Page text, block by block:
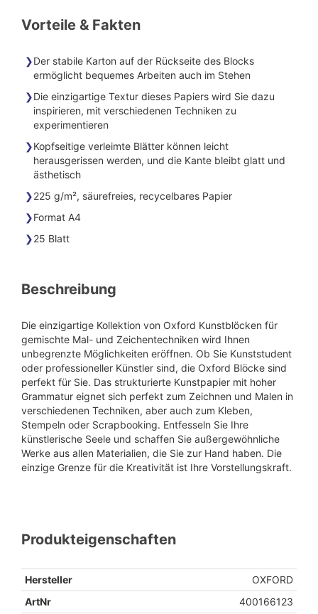
Vorteile & Fakten
Der stabile Karton auf der Rückseite des Blocks
ermöglicht bequemes Arbeiten auch im Stehen
Die einzigartige Textur dieses Papiers wird Sie dazu
inspirieren, mit verschiedenen Techniken zu
experimentieren
Kopfseitige verleimte Blätter können leicht
herausgerissen werden, und die Kante bleibt glatt und
ästhetisch
225 g/m², säurefreies, recycelbares Papier
Format A4
25 Blatt
Beschreibung
Die einzigartige Kollektion von Oxford Kunstblöcken für
gemischte Mal- und Zeichentechniken wird Ihnen
unbegrenzte Möglichkeiten eröffnen. Ob Sie Kunststudent
oder professioneller Künstler sind, die Oxford Blöcke sind
perfekt für Sie. Das strukturierte Kunstpapier mit hoher
Grammatur eignet sich perfekt zum Zeichnen und Malen in
verschiedenen Techniken, aber auch zum Kleben,
Stempeln oder Scrapbooking. Entfesseln Sie Ihre
künstlerische Seele und schaffen Sie außergewöhnliche
Werke aus allen Materialien, die Sie zur Hand haben. Die
einzige Grenze für die Kreativität ist Ihre Vorstellungskraft.
Produkteigenschaften
Hersteller
OXFORD
ArtNr
400166123